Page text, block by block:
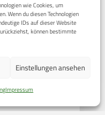
wie Cookies, um
Wenn du diesen Technologien
IDs auf dieser Website
können bestimmte
Einstellungen ansehen
Impressum